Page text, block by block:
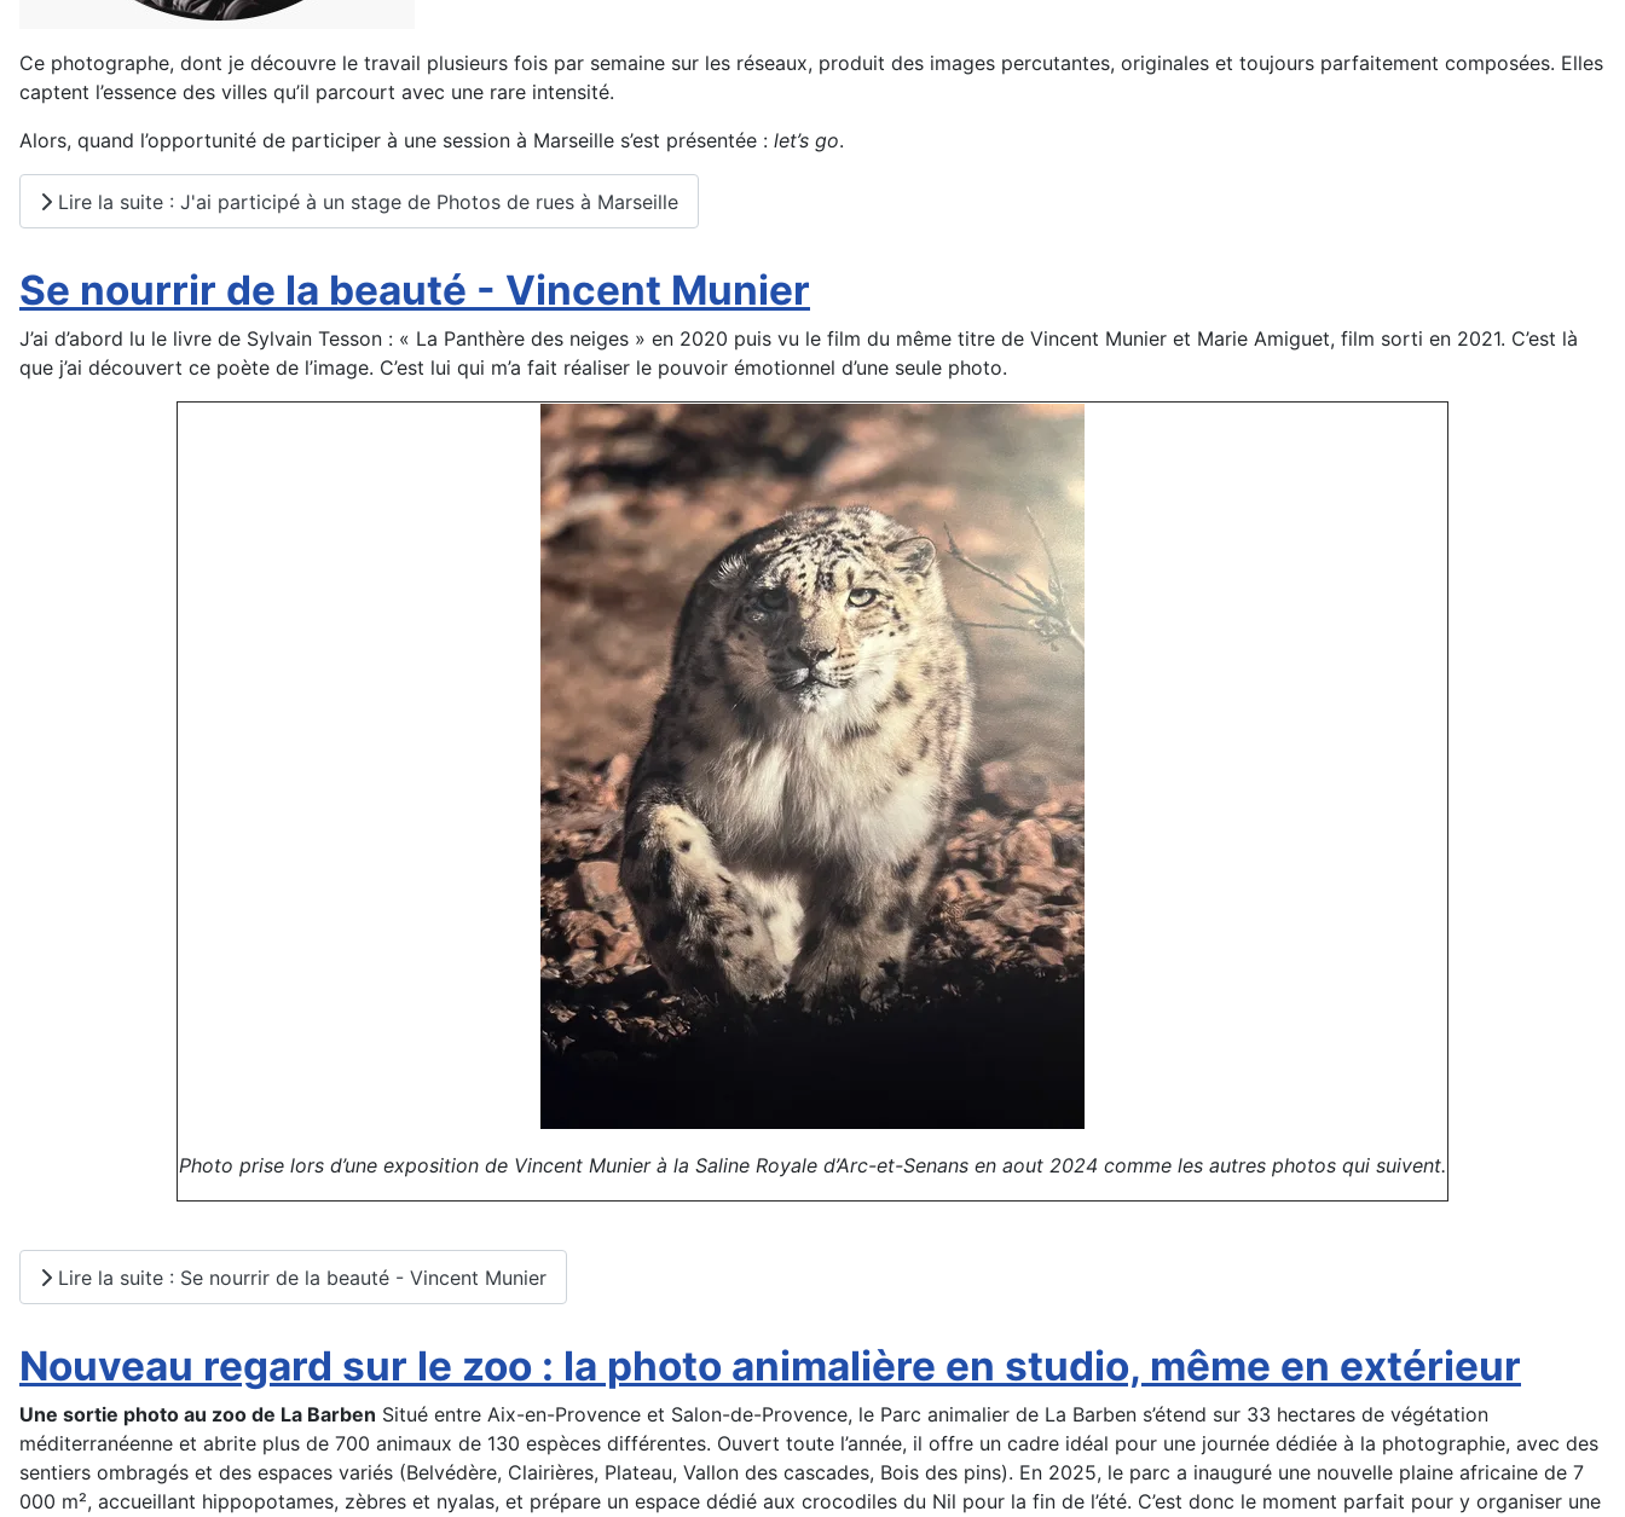
Ce photographe, dont je découvre le travail plusieurs fois par semaine sur les réseaux, produit des images percutantes, originales et toujours parfaitement composées. Elles
captent l’essence des villes qu’il parcourt avec une rare intensité.
Alors, quand l’opportunité de participer à une session à Marseille s’est présentée : let’s go.
Lire la suite : J'ai participé à un stage de Photos de rues à Marseille
Se nourrir de la beauté - Vincent Munier
J’ai d’abord lu le livre de Sylvain Tesson : « La Panthère des neiges » en 2020 puis vu le film du même titre de Vincent Munier et Marie Amiguet, film sorti en 2021. C’est là
que j’ai découvert ce poète de l’image. C’est lui qui m’a fait réaliser le pouvoir émotionnel d’une seule photo.
Photo prise lors d’une exposition de Vincent Munier à la Saline Royale d’Arc-et-Senans en aout 2024 comme les autres photos qui suivent.
Lire la suite : Se nourrir de la beauté - Vincent Munier
Nouveau regard sur le zoo : la photo animalière en studio, même en extérieur
Une sortie photo au zoo de La Barben Situé entre Aix-en-Provence et Salon-de-Provence, le Parc animalier de La Barben s’étend sur 33 hectares de végétation
méditerranéenne et abrite plus de 700 animaux de 130 espèces différentes. Ouvert toute l’année, il offre un cadre idéal pour une journée dédiée à la photographie, avec des
sentiers ombragés et des espaces variés (Belvédère, Clairières, Plateau, Vallon des cascades, Bois des pins). En 2025, le parc a inauguré une nouvelle plaine africaine de 7
000 m², accueillant hippopotames, zèbres et nyalas, et prépare un espace dédié aux crocodiles du Nil pour la fin de l’été. C’est donc le moment parfait pour y organiser une